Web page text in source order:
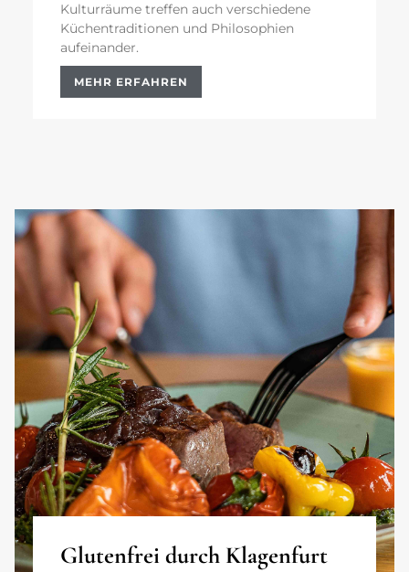
Kulturräume treffen auch verschiedene
Küchentraditionen und Philosophien
aufeinander.
MEHR ERFAHREN
Glutenfrei durch Klagenfurt